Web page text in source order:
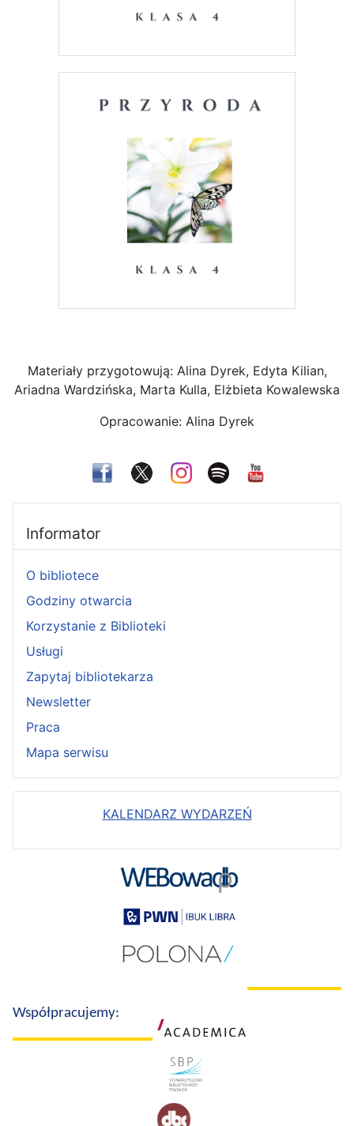
Informator
O bibliotece
Godziny otwarcia
Korzystanie z Biblioteki
Usługi
Zapytaj bibliotekarza
Newsletter
Praca
Mapa serwisu
KALENDARZ WYDARZEŃ
Materiały przygotowują: Alina Dyrek, Edyta Kilian,
Ariadna Wardzińska, Marta Kulla, Elżbieta Kowalewska
Opracowanie: Alina Dyrek
Współpracujemy: